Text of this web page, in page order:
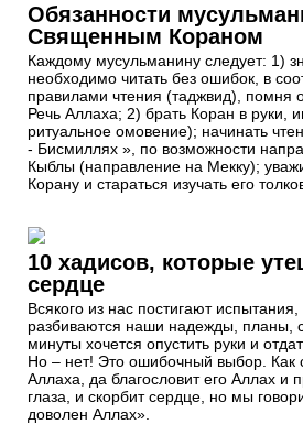
Обязанности
Священным Кораном
Каждому мусульманину следует: 1)
необходимо читать без ошибок, в
правилами чтения (таджвид), помня
Речь Аллаха; 2) брать Коран в руки,
ритуальное омовение); начинать
- Бисмиллях », по возможности
Кыблы (направление на Мекку);
Корану и стараться изучать его
10 хадисов, которые
сердце
Всякого из нас постигают
разбиваются наши надежды, планы,
минуты хочется опустить руки и
Но – нет! Это ошибочный выбор. Как
Аллаха, да благословит его Аллах и
глаза, и скорбит сердце, но мы
доволен Аллах».